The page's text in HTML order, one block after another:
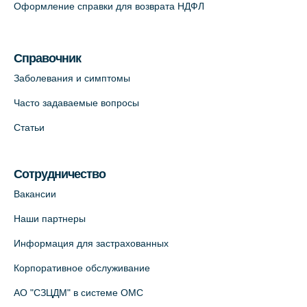
+7 (812) 660-73-69
На карте
На карте
Лабораторный терминал на
партнёр)
+7 (812) 498-10-30
Оформление справки для возврата НДФЛ
Справочник
Заболевания и симптомы
Часто задаваемые вопросы
Статьи
Сотрудничество
Вакансии
Наши партнеры
Информация для застрахованных
Корпоративное обслуживание
АО "СЗЦДМ" в системе ОМС